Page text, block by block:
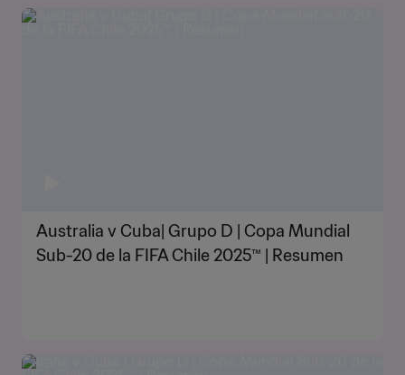
Australia v Cuba| Grupo D | Copa Mundial
Sub-20 de la FIFA Chile 2025™ | Resumen